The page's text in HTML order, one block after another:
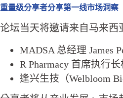
重量级分享者分享第一线市场洞察
论坛当天将邀请来自马来西
MADSA 总经理 James
R Pharmacy 首席执行
逢兴生技（Welbloom